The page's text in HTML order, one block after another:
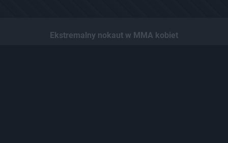
Ekstremalny nokaut w MMA kobiet